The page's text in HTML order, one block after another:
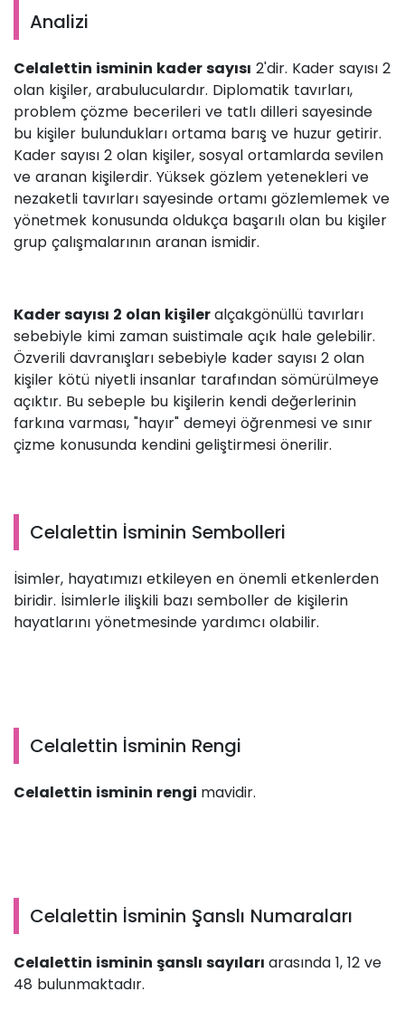
Analizi
Celalettin isminin kader sayısı 2'dir. Kader sayısı 2
olan kişiler, arabuluculardır. Diplomatik tavırları,
problem çözme becerileri ve tatlı dilleri sayesinde
bu kişiler bulundukları ortama barış ve huzur getirir.
Kader sayısı 2 olan kişiler, sosyal ortamlarda sevilen
ve aranan kişilerdir. Yüksek gözlem yetenekleri ve
nezaketli tavırları sayesinde ortamı gözlemlemek ve
yönetmek konusunda oldukça başarılı olan bu kişiler
grup çalışmalarının aranan ismidir.
Kader sayısı 2 olan kişileralçakgönüllü tavırları
sebebiyle kimi zaman suistimale açık hale gelebilir.
Özverili davranışları sebebiyle kader sayısı 2 olan
kişiler kötü niyetli insanlar tarafından sömürülmeye
açıktır. Bu sebeple bu kişilerin kendi değerlerinin
farkına varması, "hayır" demeyi öğrenmesi ve sınır
çizme konusunda kendini geliştirmesi önerilir.
Celalettin İsminin Sembolleri
İsimler, hayatımızı etkileyen en önemli etkenlerden
biridir. İsimlerle ilişkili bazı semboller de kişilerin
hayatlarını yönetmesinde yardımcı olabilir.
Celalettin İsminin Rengi
Celalettin isminin rengi mavidir.
Celalettin İsminin Şanslı Numaraları
Celalettin isminin şanslı sayıları arasında 1, 12 ve
48 bulunmaktadır.